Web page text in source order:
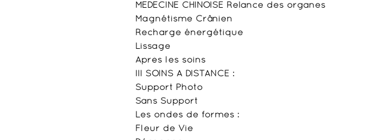
MEDECINE CHINOISE Relance des organes
Magnétisme Crânien
Recharge énergétique
Lissage
Après les soins
III SOINS A DISTANCE :
Support Photo
Sans Support
Les ondes de formes :
Fleur de Vie